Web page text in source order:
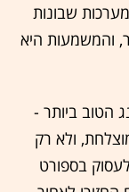
שבונות
והמשמעות היא
הטוב ביותר -
ולא רק
בספורט